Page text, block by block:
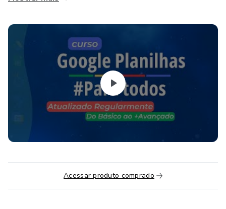
🚀 NESTE CURSO:
📋 Aprenda a usar o Google Planilhas para impulsionar sua
produtividade e otimizar tarefas.
📊 Explore recursos avançados das planilhas.
📈 Desenvolva habilidades de criação de gráficos, incluindo
formatação condicional e hiperlinks.
📡 Explore a manipulação de dados com funções como
IMPORTFEED e QUERY.
Acessar produto comprado